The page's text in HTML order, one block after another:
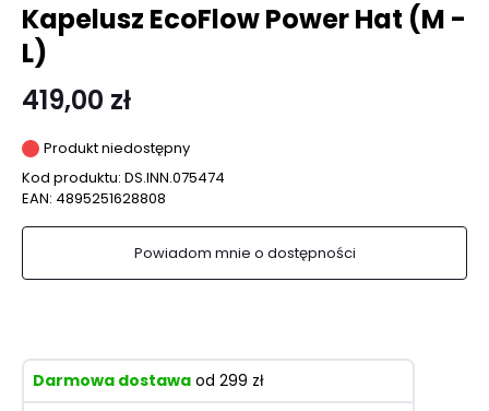
Kapelusz EcoFlow Power Hat (M -
L)
419,00 zł
Produkt niedostępny
Kod produktu: DS.INN.075474
EAN: 4895251628808
Powiadom mnie o dostępności
Darmowa dostawa od 299 zł